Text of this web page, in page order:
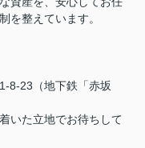
を整えています。
8-23（地下鉄「赤坂
いた立地でお待ちして